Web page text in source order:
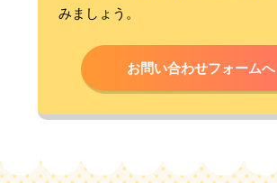
みましょう。
お問い合わせフォームへ